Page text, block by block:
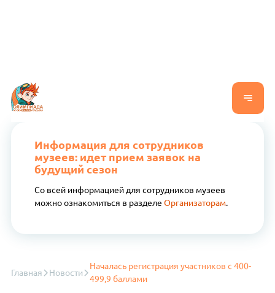
Информация для сотрудников
музеев: идет прием заявок на
будущий сезон
Со всей информацией для сотрудников музеев
можно ознакомиться в разделе Организаторам.
Главная Новости
Началась регистрация участников с 400-
499,9 баллами